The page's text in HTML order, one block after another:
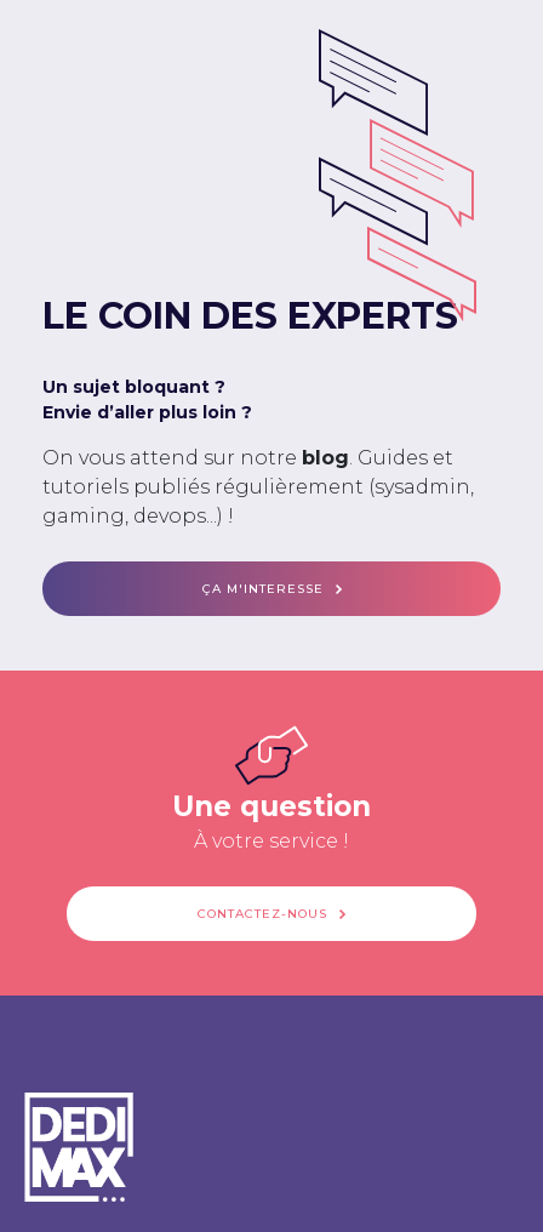
LE COIN DES EXPERTS
Un sujet bloquant ?
Envie d’aller plus loin ?
On vous attend sur notre blog. Guides et
tutoriels publiés régulièrement (sysadmin,
gaming, devops...) !
ÇA M'INTERESSE
Une question
À votre service !
CONTACTEZ-NOUS